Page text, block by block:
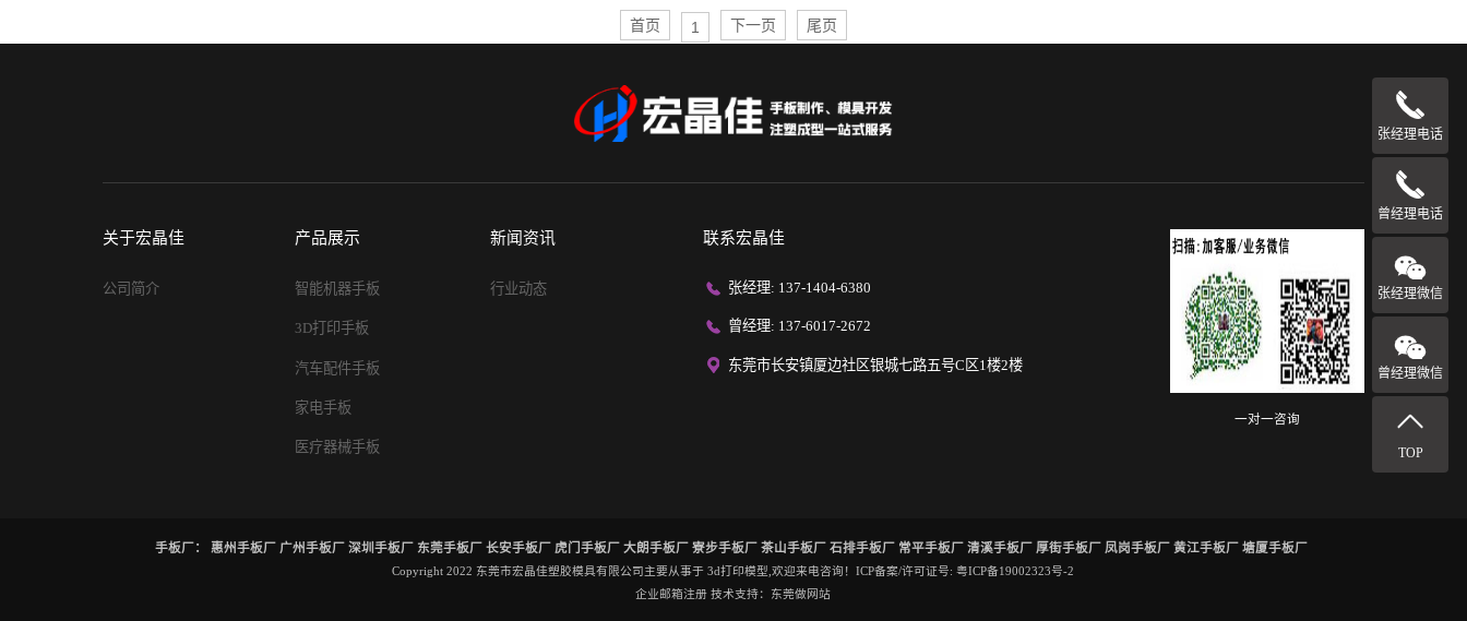
首页 1 下一页 尾页
关于宏晶佳
公司简介
产品展示
智能机器手板
3D打印手板
汽车配件手板
家电手板
医疗器械手板
新闻资讯
行业动态
联系宏晶佳
张经理: 137-1404-6380
曾经理: 137-6017-2672
东莞市长安镇厦边社区银城七路五号C区1楼2楼
一对一咨询
手板厂：惠州手板厂 广州手板厂 深圳手板厂 东莞手板厂 长安手板厂 虎门手板厂 大朗手板厂 寮步手板厂 茶山手板厂 石排手板厂 常平手板厂 清溪手板厂 厚街手板厂 凤岗手板厂 黄江手板厂 塘厦手板厂
Copyright 2022 东莞市宏晶佳塑胶模具有限公司主要从事于3d打印模型 ,欢迎来电咨询！ICP备案/许可证号:粤ICP备19002323号-2
企业邮箱注册 技术支持： 东莞做网站
张经理电话
曾经理电话
张经理微信
曾经理微信
TOP